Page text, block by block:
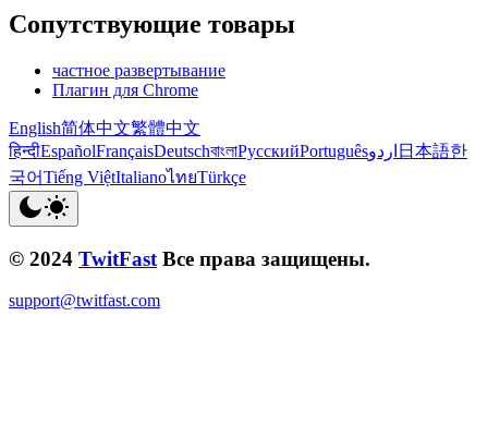
Сопутствующие товары
частное развертывание
Плагин для Chrome
English简体中文繁體中文
हिन्दीEspañolFrançaisDeutschবাংলাРусскийPortuguêsاردو 日本語한
국어Tiếng ViệtItalianoไทยTürkçe
© 2024 TwitFast Все права защищены.
support@twitfast.com